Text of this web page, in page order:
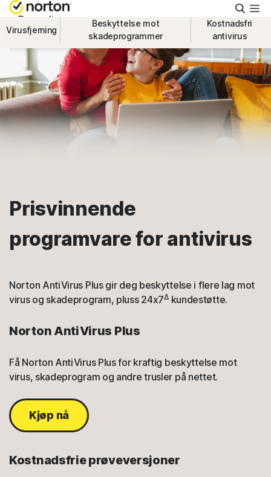
Søk
Personlig
Small Business
Brukerstøtte
Prøv kostnadsfritt
Logg på
Virusfjerning
Beskyttelse mot
skadeprogrammer
Kostnadsfri
antivirus
Prisvinnende
programvare for antivirus
Norton AntiVirus Plus gir deg beskyttelse i flere lag mot
virus og skadeprogram, pluss 24x7Δkundestøtte.
Norton AntiVirus Plus
Få Norton AntiVirus Plus for kraftig beskyttelse mot
virus, skadeprogram og andre trusler på nettet.
Kjøp nå
Kostnadsfrie prøveversjoner